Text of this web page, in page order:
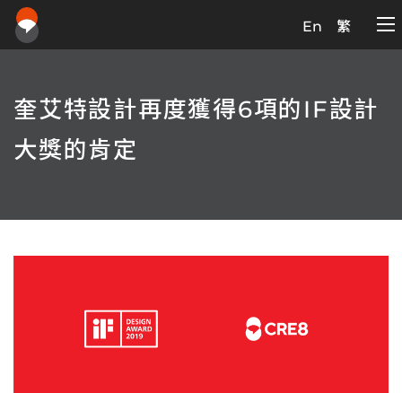
En 繁
奎艾特設計再度獲得6項的IF設計
大獎的肯定